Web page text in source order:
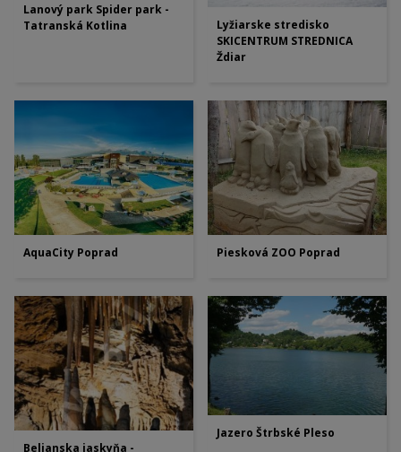
Lanový park Spider park -
Tatranská Kotlina
Lyžiarske stredisko
SKICENTRUM STREDNICA
Ždiar
AquaCity Poprad Piesková ZOO Poprad
Belianska jaskyňa -
Jazero Štrbské Pleso